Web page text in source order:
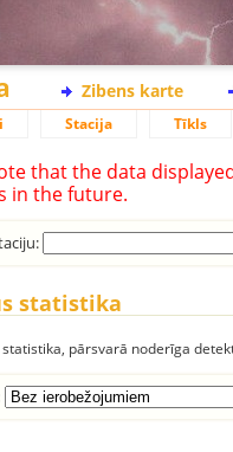
Zibens karte
Stacija Tīkls
that the data
in the future.
statistika
statistika, pārsvarā noderīga